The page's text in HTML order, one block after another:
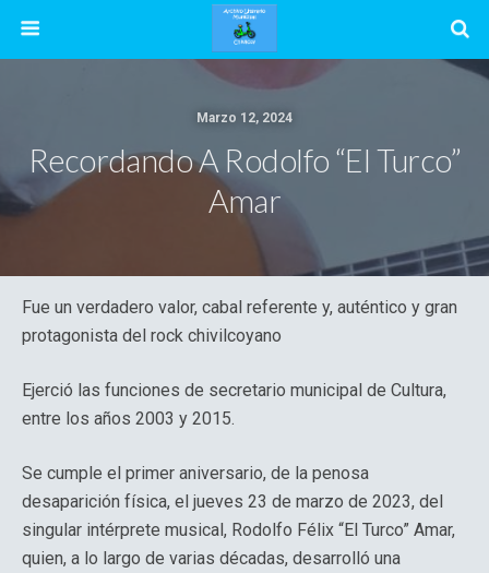
Marzo 12, 2024
Recordando A Rodolfo “El Turco”
Amar
Fue un verdadero valor, cabal referente y, auténtico y gran
protagonista del rock chivilcoyano
Ejerció las funciones de secretario municipal de Cultura,
entre los años 2003 y 2015.
Se cumple el primer aniversario, de la penosa
desaparición física, el jueves 23 de marzo de 2023, del
singular intérprete musical, Rodolfo Félix “El Turco” Amar,
quien, a lo largo de varias décadas, desarrolló una